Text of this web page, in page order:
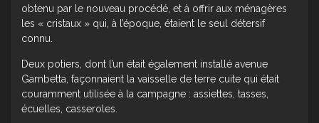
obtenu par le nouveau procédé, et à offrir aux ménagères
les « cristaux » qui, à l’époque, étaient le seul détersif
connu.
Deux potiers, dont l’un était également installé avenue
Gambetta, façonnaient la vaisselle de terre cuite qui était
couramment utilisée à la campagne : assiettes, tasses,
écuelles, casseroles.